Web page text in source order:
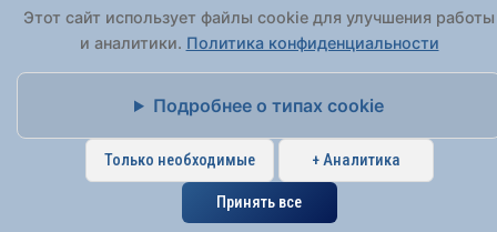
Федерального закона от 02.05.2006 № 59-ФЗ. Обращения
принимаются только: по почте, черезпортал «Госуслуги» (ЕПГУ)
Этот сайт использует файлы cookie для улучшения работы
и аналитики. Политика конфиденциальности
Подробнее о типах cookie
Только необходимые + Аналитика
Принять все